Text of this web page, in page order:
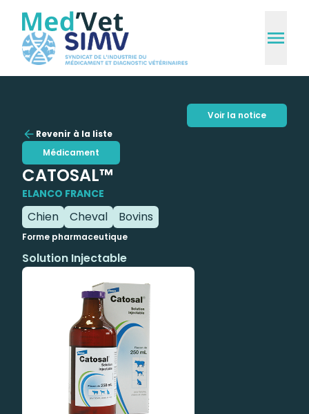
Revenir à la liste
Médicament
CATOSAL™
ELANCO FRANCE
Chien Cheval Bovins
Forme pharmaceutique
Solution Injectable
Voir la notice